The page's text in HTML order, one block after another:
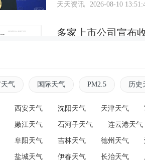
天天资讯 2026-08-10
多家上市公司宣布
2026-08-10
气 国际天气 PM2.5 历史
西安天气 沈阳天气 天津天气
嫩江天气 石河子天气 连云港天气
阜阳天气 吉林天气 德州天气
盐城天气 伊春天气 长治天气